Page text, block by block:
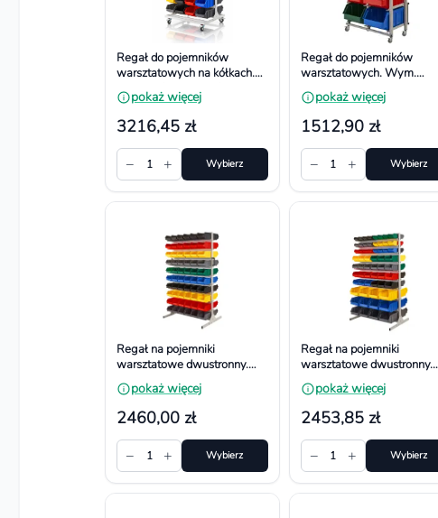
Regał do pojemników
warsztatowych na kółkach.
Wym. 1740x940x700 mm,
64 pojemniki
pokaż więcej
3216,45 zł
− 1 + Wybierz
Regał do pojemników
warsztatowych. Wym.
1100x660x380 mm, 10
pojemników
pokaż więcej
1512,90 zł
− 1 + Wybierz
Regał na pojemniki
warsztatowe dwustronny.
Wym. 1610x940x650 mm,
120 dużych pojemników
pokaż więcej
2460,00 zł
− 1 + Wybierz
Regał na pojemniki
warsztatowe dwustronny.
Wym. 1610x940x650 mm,
120 pojemników
pokaż więcej
2453,85 zł
− 1 + Wybierz